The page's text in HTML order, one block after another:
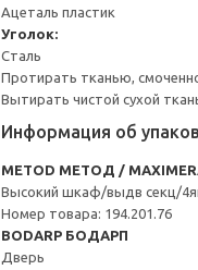
Ацеталь пластик
Уголок:
Сталь
Протирать тканью,
Вытирать чистой сухой
Информация об
METOD МЕТОД /
Высокий шкаф/выдв секц/
Номер товара: 194.201.76
BODARP БОДАРП
Дверь